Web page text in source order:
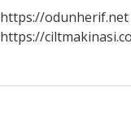
Mı
https://odunherif.net
https://